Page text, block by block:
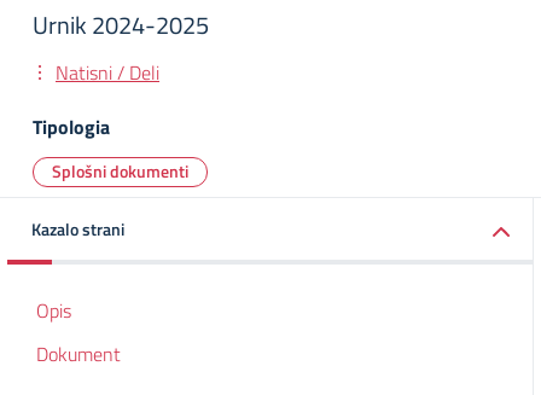
Urnik 2024-2025
Natisni / Deli
Tipologia
Splošni dokumenti
Kazalo strani
Opis
Dokument